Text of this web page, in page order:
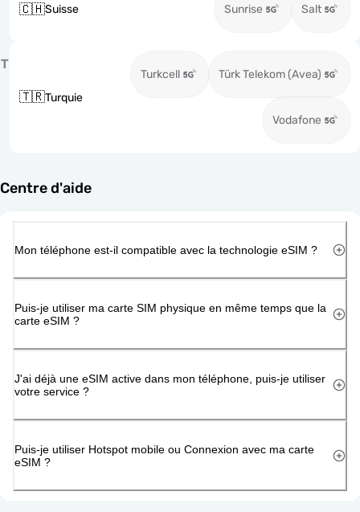
🇨🇭Suisse Sunrise Salt
T
🇹🇷Turquie
Turkcell Türk Telekom (Avea)
Vodafone
Centre d'aide
Mon téléphone est-il compatible avec la technologie eSIM ?
Puis-je utiliser ma carte SIM physique en même temps que la
carte eSIM ?
J'ai déjà une eSIM active dans mon téléphone, puis-je utiliser
votre service ?
Puis-je utiliser Hotspot mobile ou Connexion avec ma carte
eSIM ?